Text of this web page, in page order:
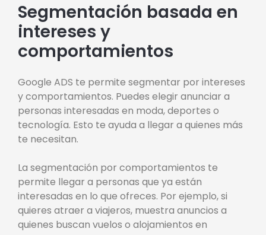
Segmentación basada en
intereses y
comportamientos
Google ADS te permite segmentar por intereses
y comportamientos. Puedes elegir anunciar a
personas interesadas en moda, deportes o
tecnología. Esto te ayuda a llegar a quienes más
te necesitan.
La segmentación por comportamientos te
permite llegar a personas que ya están
interesadas en lo que ofreces. Por ejemplo, si
quieres atraer a viajeros, muestra anuncios a
quienes buscan vuelos o alojamientos en